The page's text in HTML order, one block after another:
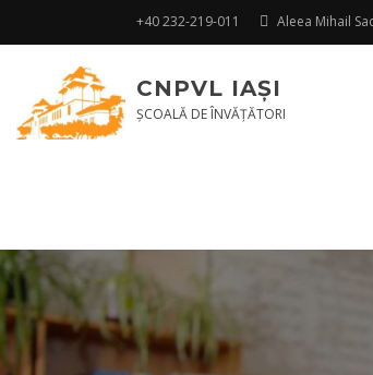
+40 232-219-011 Aleea Mihail
CNPVL IAŞI
ŞCOALĂ DE ÎNVĂŢĂTORI